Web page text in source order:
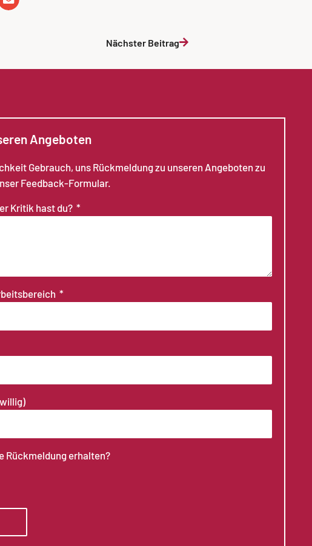
Nächster Beitrag
Angeboten
Gebrauch, uns Rückmeldung zu unseren Angeboten zu
Feedback-Formular.
Kritik hast du?
Rückmeldung erhalten?